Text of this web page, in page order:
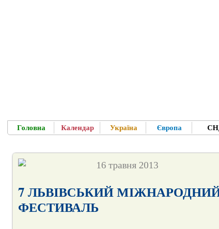
Ласкаво
Для Вас - усе про фестивалі, концерти в
Головна Календар Україна Європа
16 травня 2013
7 ЛЬВІВСЬКИЙ
ФЕСТИВАЛЬ